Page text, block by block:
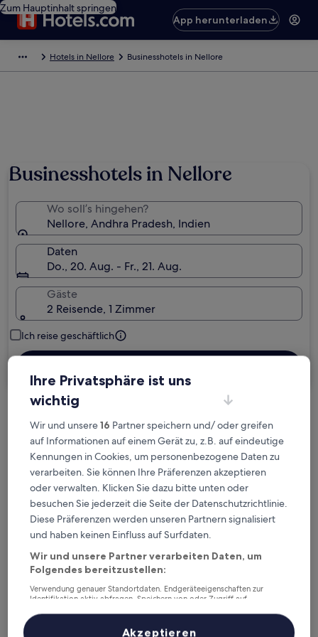
Zum Hauptinhalt springen
App herunterladen
Hotels in Nellore Businesshotels in Nellore
Businesshotels in Nellore
Wo soll’s hingehen?
Nellore, Andhra Pradesh, Indien
Daten
Do., 20. Aug. - Fr., 21. Aug.
Gäste
2 Reisende, 1 Zimmer
Ich reise geschäftlich
Kostenlose Stornierung bei
Planänderungen
Verdiene Prämien für jede
wahrgenommene Übernachtung
Mehr sparen mit Preisen für Mitglieder
Überprüfe die Preise für diese Daten
Heute
Morgen
Ihre Privatsphäre ist uns
wichtig
Wir und unsere16 Partner speichern und/ oder greifen
auf Informationen auf einem Gerät zu, z.B. auf eindeutige
Kennungen in Cookies, um personenbezogene Daten zu
verarbeiten. Sie können Ihre Präferenzen akzeptieren
oder verwalten. Klicken Sie dazu bitte unten oder
besuchen Sie jederzeit die Seite der Datenschutzrichtlinie.
Diese Präferenzen werden unseren Partnern signalisiert
und haben keinen Einfluss auf Surfdaten.
Wir und unsere Partner verarbeiten Daten, um
Folgendes bereitzustellen:
Verwendung genauer Standortdaten. Endgeräteeigenschaften zur
Identifikation aktiv abfragen. Speichern von oder Zugriff auf
Inhalte, Messung von Werbeleistung und der Performance von Inhalten,
Zielgruppenforschung sowie Entwicklung und Verbesserung von
Akzeptieren